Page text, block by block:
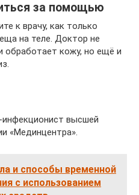
за помощью
к врачу, как только
на теле. Доктор не
обработает кожу, но ещё и
высшей
«Мединцентра».
и способы временной
с использованием